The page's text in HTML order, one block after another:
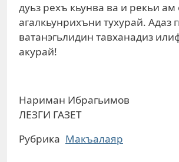
дуьз рехъ кьунва ва и рекьи ам
агалкьунрихъни тухурай. Адаз
ватанэгьлидин тавханадиз
акурай!
Нариман Ибрагьимов
ЛЕЗГИ ГАЗЕТ
Рубрика Макъалаяр